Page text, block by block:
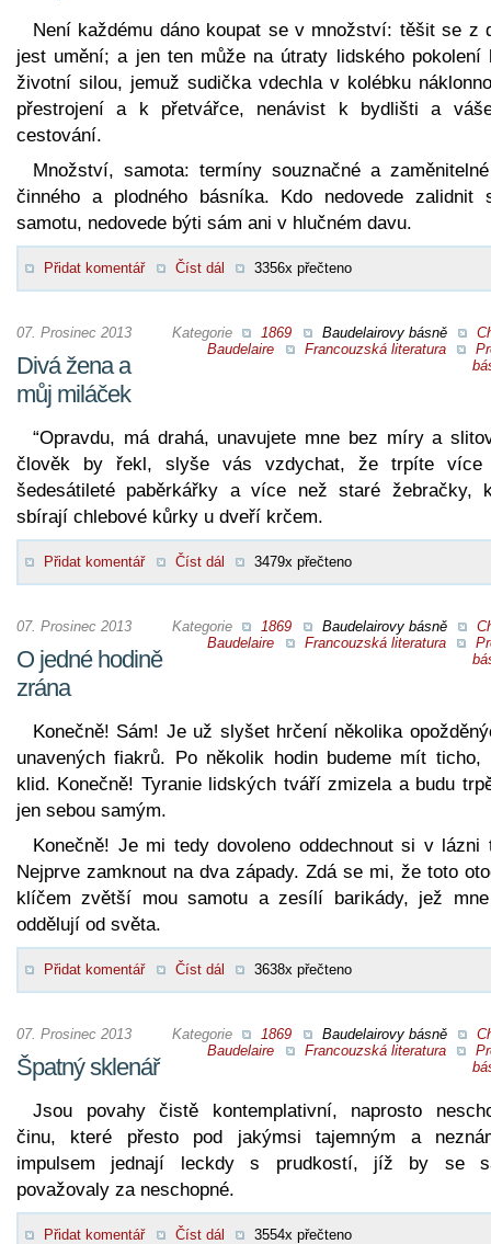
Není každému dáno koupat se v množství: těšit se z
jest umění; a jen ten může na útraty lidského pokolení
životní silou, jemuž sudička vdechla v kolébku
přestrojení a k přetvářce, nenávist k bydlišti a
cestování.
Množství, samota: termíny souznačné a
činného a plodného básníka. Kdo nedovede zalidnit
samotu, nedovede býti sám ani v hlučném davu.
Přidat komentář Číst dál 3356x přečteno
Kategorie 1869 Baudelairovy básně
Baudelaire
Francouzská literatura
07. Prosinec 2013
Divá žena a
můj miláček
“Opravdu, má drahá, unavujete mne bez míry a
člověk by řekl, slyše vás vzdychat, že trpíte více
šedesátileté paběrkářky a více než staré žebračky,
sbírají chlebové kůrky u dveří krčem.
Přidat komentář Číst dál 3479x přečteno
Kategorie 1869 Baudelairovy básně
Baudelaire
Francouzská literatura
07. Prosinec 2013
O jedné hodině
zrána
Konečně! Sám! Je už slyšet hrčení několika
unavených fiakrů. Po několik hodin budeme mít ticho,
klid. Konečně! Tyranie lidských tváří zmizela a budu
jen sebou samým.
Konečně! Je mi tedy dovoleno oddechnout si v lázni
Nejprve zamknout na dva západy. Zdá se mi, že toto
klíčem zvětší mou samotu a zesílí barikády, jež
oddělují od světa.
Přidat komentář Číst dál 3638x přečteno
Kategorie 1869 Baudelairovy básně
Baudelaire
Francouzská literatura
07. Prosinec 2013
Špatný sklenář
Jsou povahy čistě kontemplativní, naprosto
činu, které přesto pod jakýmsi tajemným a
impulsem jednají leckdy s prudkostí, jíž by se
považovaly za neschopné.
Přidat komentář Číst dál 3554x přečteno